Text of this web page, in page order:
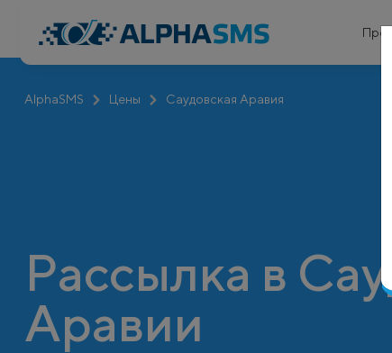
AlphaSMS Цены Саудовская Аравия
Рассылка в
Аравии